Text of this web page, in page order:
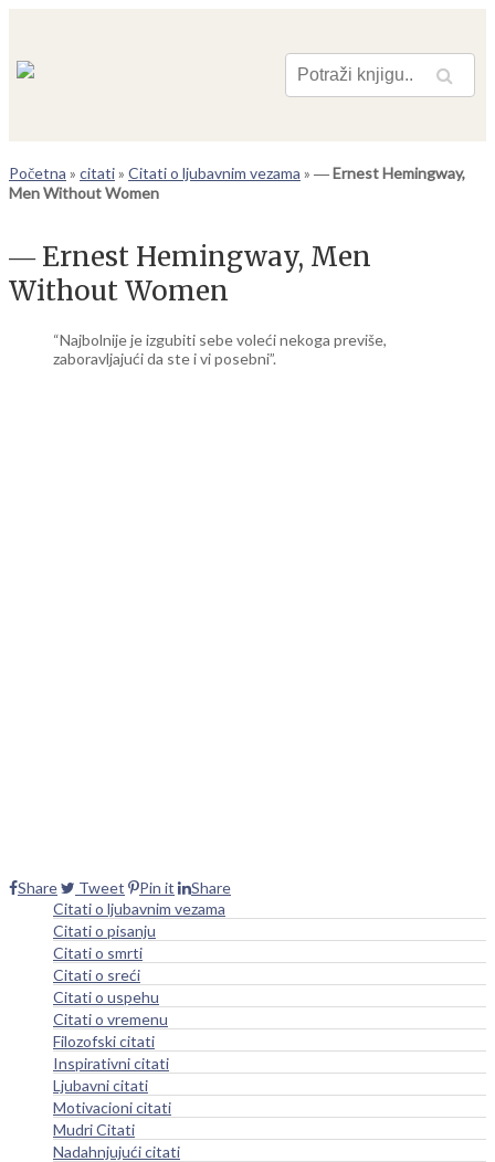
Pretraga
Početna » citati» Citati o ljubavnim vezama » ― Ernest Hemingway,
Men Without Women
― Ernest Hemingway, Men
Without Women
“Najbolnije je izgubiti sebe voleći nekoga previše,
zaboravljajući da ste i vi posebni”.
Share Tweet Pin it
Share
Citati o ljubavnim vezama
Citati o pisanju
Citati o smrti
Citati o sreći
Citati o uspehu
Citati o vremenu
Filozofski citati
Inspirativni citati
Ljubavni citati
Motivacioni citati
Mudri Citati
Nadahnjujući citati